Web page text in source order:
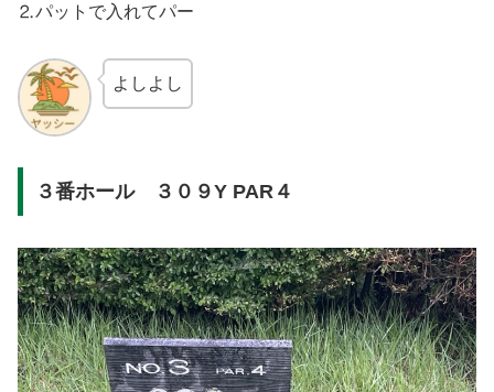
⒉パットで入れてパー
よしよし
３番ホール ３０９Y PAR４